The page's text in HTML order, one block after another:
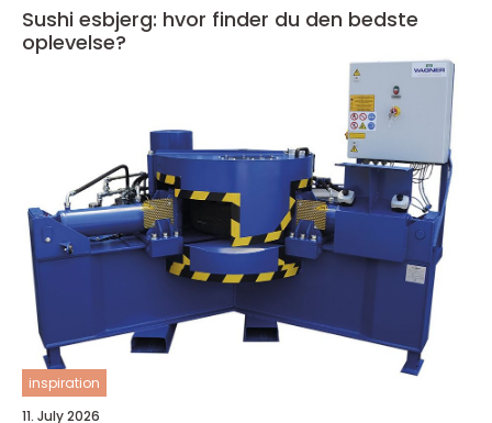
Sushi esbjerg: hvor finder du den bedste
oplevelse?
inspiration
11. July 2026